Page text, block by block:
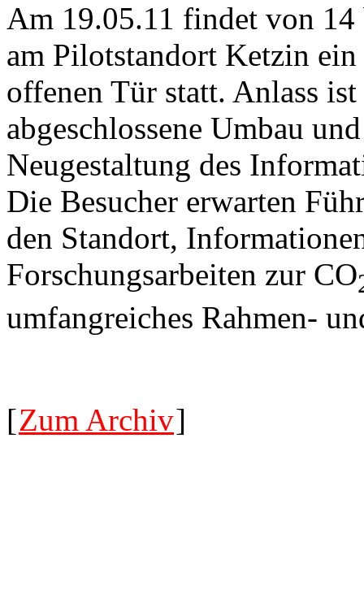
Am 19.05.11 findet von
am Pilotstandort Ketzin ein
offenen Tür statt. Anlass ist
abgeschlossene Umbau
Neugestaltung des
Die Besucher erwarten
den Standort,
Forschungsarbeiten zur CO
umfangreiches Rahmen-
[Zum Archiv]